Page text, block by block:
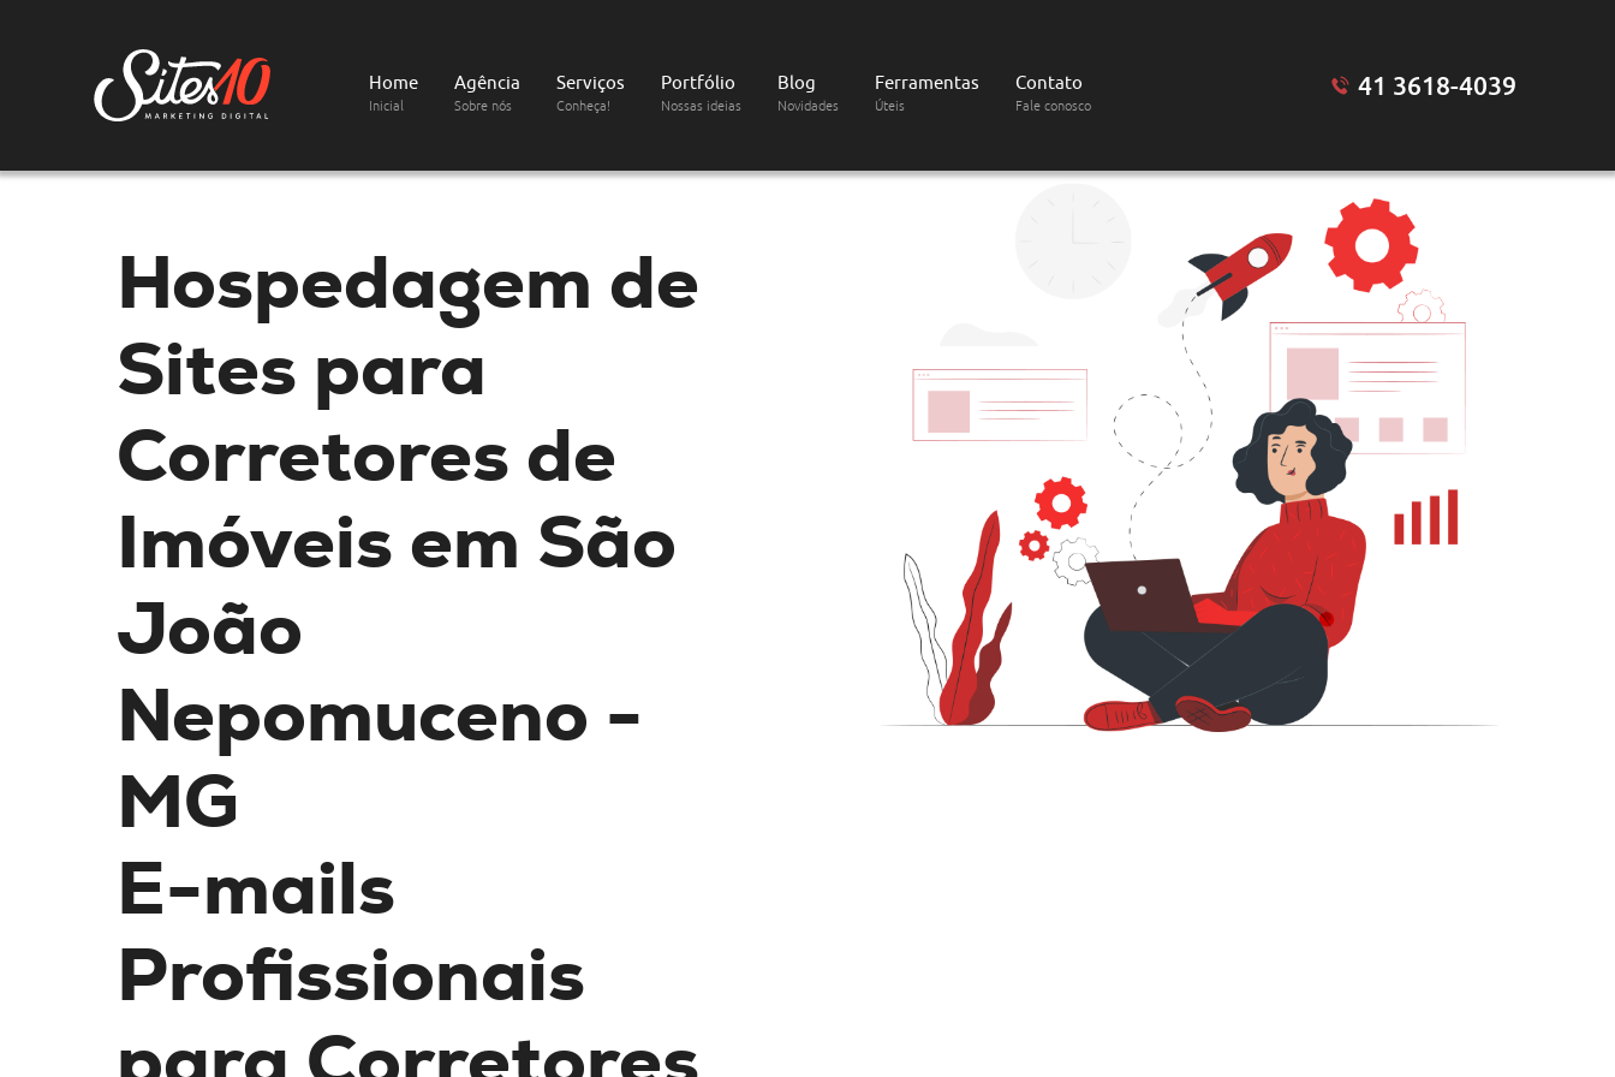
Home
Inicial
Agência
Sobre nós
Serviços
Conheça!
Portfólio
Nossas ideias
Blog
Novidades
Ferramentas
Úteis
Contato
Fale conosco
41 3618-4039
Hospedagem de
Sites para
Corretores de
Imóveis em São
João
Nepomuceno -
MG
E-mails
Profissionais